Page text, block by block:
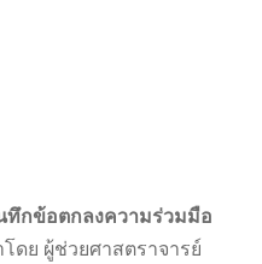
ทึกข้อตกลงความร่วมมือ
ดย ผู้ช่วยศาสตราจารย์